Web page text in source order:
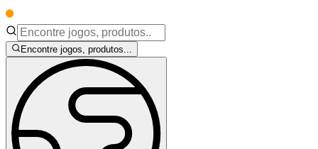
Encontre jogos, produtos...